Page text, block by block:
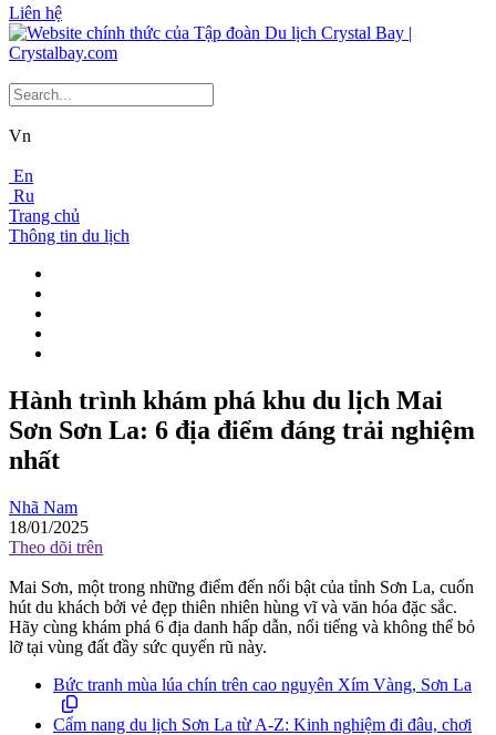
Liên hệ
Vn
En
Ru
Trang chủ
Thông tin du lịch
Hành trình khám phá khu du lịch Mai
Sơn Sơn La: 6 địa điểm đáng trải nghiệm
nhất
Nhã Nam
18/01/2025
Theo dõi trên
Mai Sơn, một trong những điểm đến nổi bật của tỉnh Sơn La, cuốn
hút du khách bởi vẻ đẹp thiên nhiên hùng vĩ và văn hóa đặc sắc.
Hãy cùng khám phá 6 địa danh hấp dẫn, nổi tiếng và không thể bỏ
lỡ tại vùng đất đầy sức quyến rũ này.
Bức tranh mùa lúa chín trên cao nguyên Xím Vàng, Sơn La
Cẩm nang du lịch Sơn La từ A-Z: Kinh nghiệm đi đâu, chơi